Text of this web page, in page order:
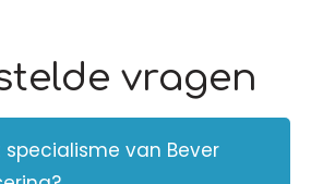
vragen
van Bever